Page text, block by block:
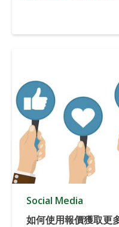
Social Media
如何使用報價獲取更